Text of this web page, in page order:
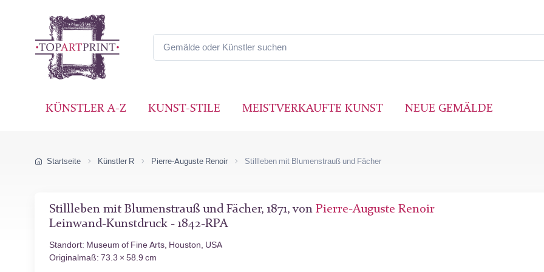
KÜNSTLER A-Z KUNST-STILE MEISTVERKAUFTE KUNST NEUE GEMÄLDE
Startseite Künstler R Pierre-Auguste Renoir Stillleben mit Blumenstrauß und Fächer
Stillleben mit Blumenstrauß und Fächer, 1871, von Pierre-Auguste Renoir
Leinwand-Kunstdruck - 1842-RPA
Standort: Museum of Fine Arts, Houston, USA
Originalmaß: 73.3 × 58.9 cm